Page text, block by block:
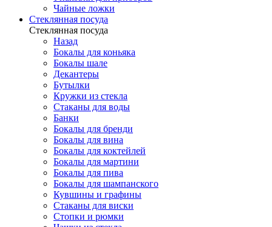
Чайные ложки
Стеклянная посуда
Стеклянная посуда
Назад
Бокалы для коньяка
Бокалы шале
Декантеры
Бутылки
Кружки из стекла
Стаканы для воды
Банки
Бокалы для бренди
Бокалы для вина
Бокалы для коктейлей
Бокалы для мартини
Бокалы для пива
Бокалы для шампанского
Кувшины и графины
Стаканы для виски
Стопки и рюмки